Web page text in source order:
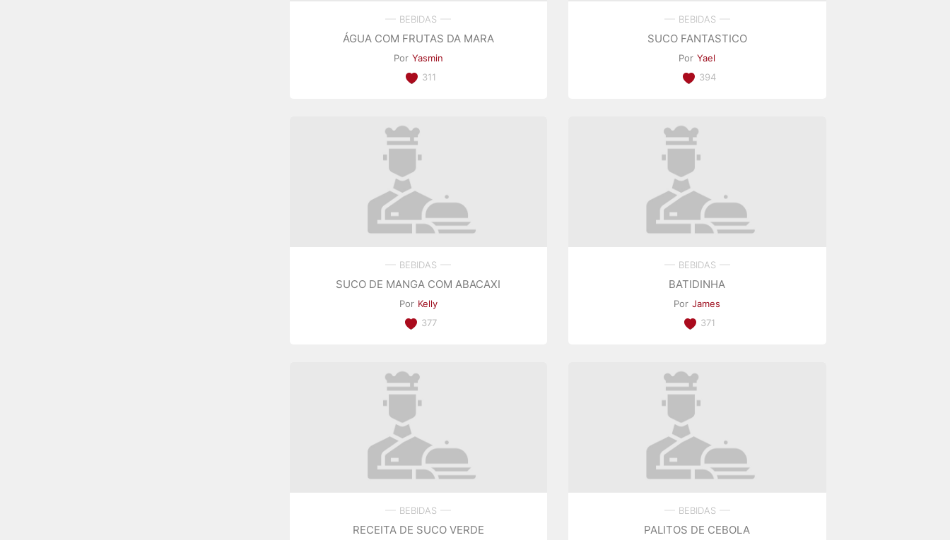
BEBIDAS
ÁGUA COM FRUTAS DA MARA
Por Yasmin
311
BEBIDAS
SUCO FANTASTICO
Por Yael
394
BEBIDAS
SUCO DE MANGA COM ABACAXI
Por Kelly
377
BEBIDAS
BATIDINHA
Por James
371
BEBIDAS
RECEITA DE SUCO VERDE
BEBIDAS
PALITOS DE CEBOLA